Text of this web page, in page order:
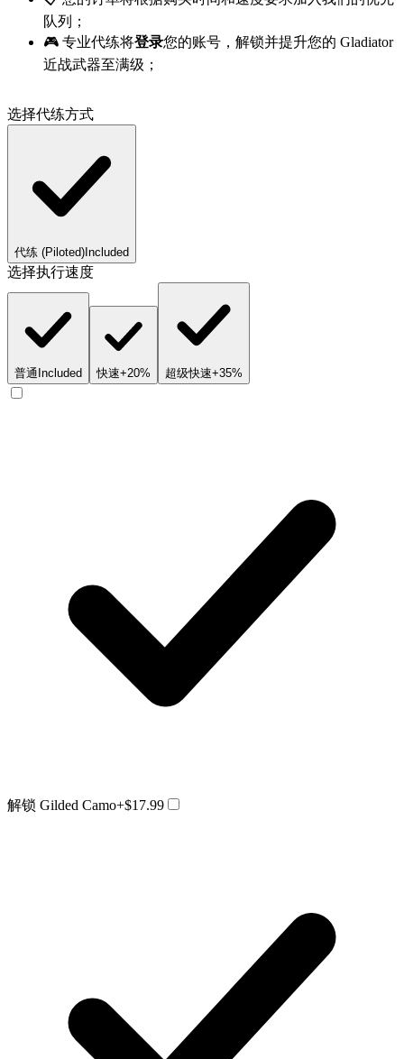
队列；
🎮 专业代练将登录您的账号，解锁并提升您的 Gladiator
近战武器至满级；
选择代练方式
代练 (Piloted) Included
选择执行速度
普通 Included 快速+20% 超级快速+35%
解锁 Gilded Camo+$17.99